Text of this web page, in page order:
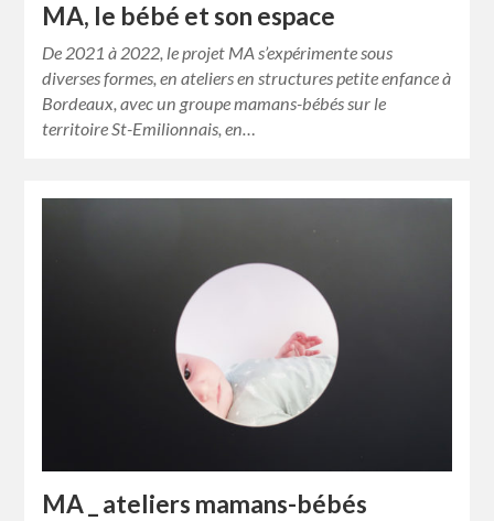
MA, le bébé et son espace
De 2021 à 2022, le projet MA s’expérimente sous
diverses formes, en ateliers en structures petite enfance à
Bordeaux, avec un groupe mamans-bébés sur le
territoire St-Emilionnais, en…
MA _ ateliers mamans-bébés